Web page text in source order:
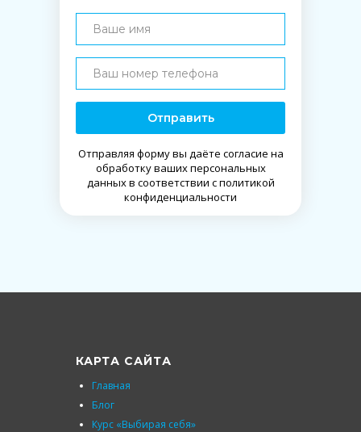
Отправить
Отправляя форму вы даёте согласие на
обработку ваших персональных
данных в соответствии с политикой
конфиденциальности
КАРТА САЙТА
Главная
Блог
Курс «Выбирая себя»